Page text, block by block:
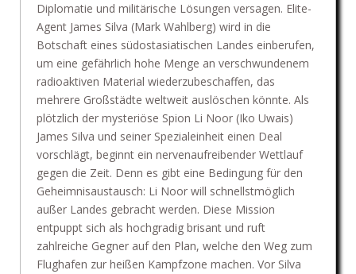
Diplomatie und militärische Lösungen versagen. Elite-
Agent James Silva (Mark Wahlberg) wird in die
Botschaft eines südostasiatischen Landes einberufen,
um eine gefährlich hohe Menge an verschwundenem
radioaktiven Material wiederzubeschaffen, das
mehrere Großstädte weltweit auslöschen könnte. Als
plötzlich der mysteriöse Spion Li Noor (Iko Uwais)
James Silva und seiner Spezialeinheit einen Deal
vorschlägt, beginnt ein nervenaufreibender Wettlauf
gegen die Zeit. Denn es gibt eine Bedingung für den
Geheimnisaustausch: Li Noor will schnellstmöglich
außer Landes gebracht werden. Diese Mission
entpuppt sich als hochgradig brisant und ruft
zahlreiche Gegner auf den Plan, welche den Weg zum
Flughafen zur heißen Kampfzone machen. Vor Silva